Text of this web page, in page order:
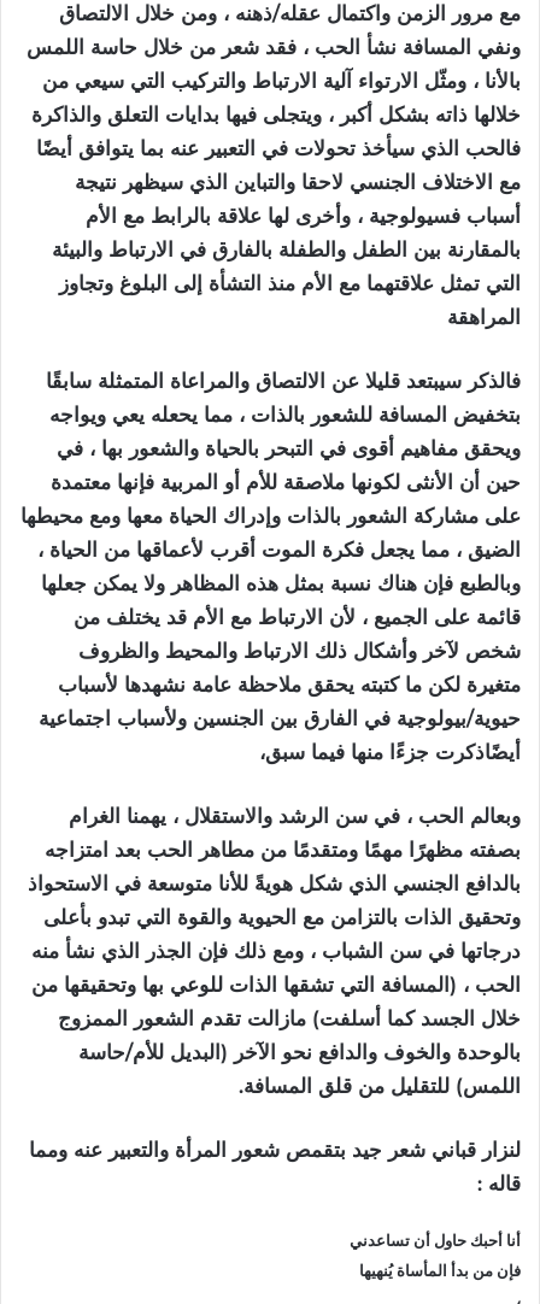
مع مرور الزمن واكتمال عقله/ذهنه ، ومن خلال الالتصاق
ونفي المسافة نشأ الحب ، فقد شعر من خلال حاسة اللمس
بالأنا ، ومثّل الارتواء آلية الارتباط والتركيب التي سيعي من
خلالها ذاته بشكل أكبر ، ويتجلى فيها بدايات التعلق والذاكرة
فالحب الذي سيأخذ تحولات في التعبير عنه بما يتوافق أيضًا
مع الاختلاف الجنسي لاحقا والتباين الذي سيظهر نتيجة
أسباب فسيولوجية ، وأخرى لها علاقة بالرابط مع الأم
بالمقارنة بين الطفل والطفلة بالفارق في الارتباط والبيئة
التي تمثل علاقتهما مع الأم منذ التشأة إلى البلوغ وتجاوز
المراهقة
فالذكر سيبتعد قليلا عن الالتصاق والمراعاة المتمثلة سابقًا
بتخفيض المسافة للشعور بالذات ، مما يحعله يعي ويواجه
ويحقق مفاهيم أقوى في التبحر بالحياة والشعور بها ، في
حين أن الأنثى لكونها ملاصقة للأم أو المربية فإنها معتمدة
على مشاركة الشعور بالذات وإدراك الحياة معها ومع محيطها
الضيق ، مما يجعل فكرة الموت أقرب لأعماقها من الحياة ،
وبالطبع فإن هناك نسبة بمثل هذه المظاهر ولا يمكن جعلها
قائمة على الجميع ، لأن الارتباط مع الأم قد يختلف من
شخص لآخر وأشكال ذلك الارتباط والمحيط والظروف
متغيرة لكن ما كتبته يحقق ملاحظة عامة نشهدها لأسباب
حيوية/بيولوجية في الفارق بين الجنسين ولأسباب اجتماعية
أيضًاذكرت جزءًا منها فيما سبق،
وبعالم الحب ، في سن الرشد والاستقلال ، يهمنا الغرام
بصفته مظهرًا مهمًا ومتقدمًا من مطاهر الحب بعد امتزاجه
بالدافع الجنسي الذي شكل هويةً للأنا متوسعة في الاستحواذ
وتحقيق الذات بالتزامن مع الحيوية والقوة التي تبدو بأعلى
درجاتها في سن الشباب ، ومع ذلك فإن الجذر الذي نشأ منه
الحب ، (المسافة التي تشقها الذات للوعي بها وتحقيقها من
خلال الجسد كما أسلفت) مازالت تقدم الشعور الممزوج
بالوحدة والخوف والدافع نحو الآخر (البديل للأم/حاسة
اللمس) للتقليل من قلق المسافة.
لنزار قباني شعر جيد بتقمص شعور المرأة والتعبير عنه ومما
قاله :
أنا أحبك حاول أن تساعدني
فإن من بدأ المأساة يُنهيها
،